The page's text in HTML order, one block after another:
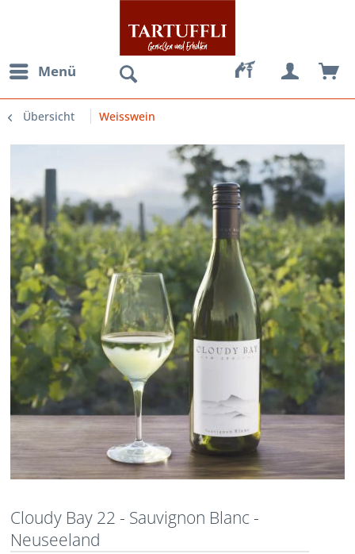
Menü
Übersicht Weisswein
Cloudy Bay 22 - Sauvignon Blanc -
Neuseeland